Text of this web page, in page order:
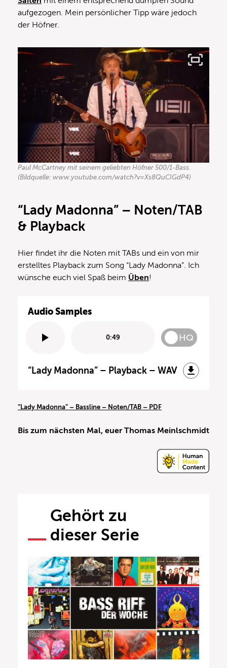
aufgezogen. Mein persönlicher Tipp wäre jedoch
der Höfner.
Paul McCartney mit seinem geliebten Höfner 500/1-Bass.
(Bildquelle: www.youtube.com/watch?v=Xs8QuCIGdP4)
“Lady Madonna” – Noten/TAB
& Playback
Hier findet ihr die Noten mit TABs und ein von mir
erstelltes Playback zum Song “Lady Madonna”. Ich
wünsche euch viel Spaß beim Üben!
Audio Samples
0:49 HQ
“Lady Madonna” – Playback – WAV
“Lady Madonna” – Bassline – Noten/TAB – PDF
Bis zum nächsten Mal, euer Thomas Meinlschmidt
Gehört zu
dieser Serie